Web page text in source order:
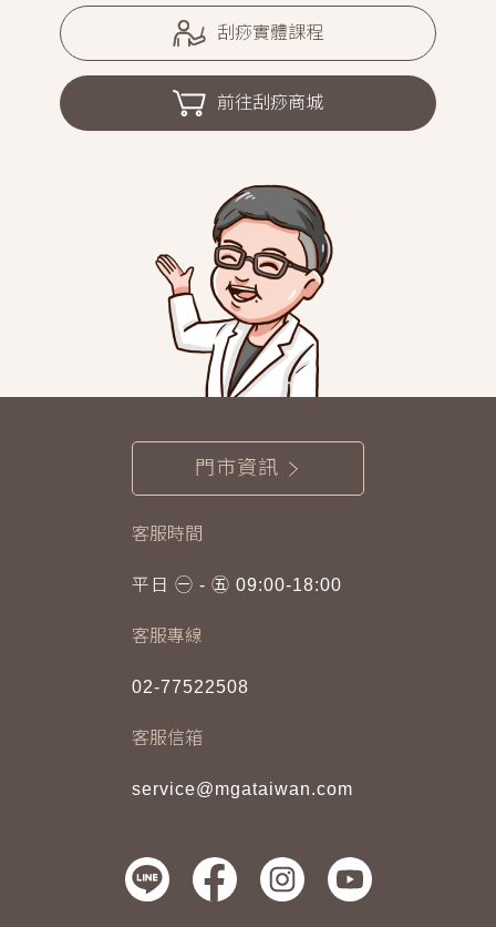
刮痧實體課程
前往刮痧商城
門市資訊
客服時間
平日 ㊀ - ㊄ 09:00-18:00
客服專線
02-77522508
客服信箱
service@mgataiwan.com